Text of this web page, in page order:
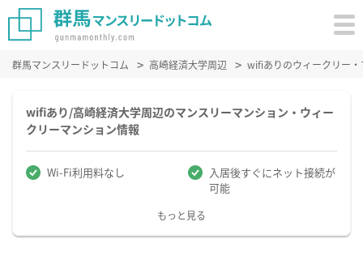
群馬マンスリードットコム 高崎経済大学周辺 wifiありのウィークリー
wifiあり/高崎経済大学周辺のマンスリーマンション・ウィー
クリーマンション情報
Wi-Fi利用料なし
入居後すぐにネット接続が
可能
もっと見る